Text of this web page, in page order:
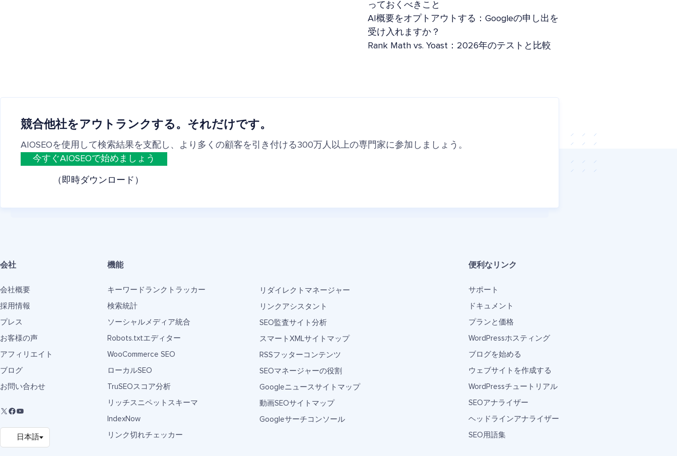
っておくべきこと
AI概要をオプトアウトする：Googleの申し出を
受け入れますか？
Rank Math vs. Yoast：2026年のテストと比較
競合他社をアウトランクする。それだけです。
AIOSEOを使用して検索結果を支配し、より多くの顧客を引き付ける300万人以上の専門家に参加しましょう。
今すぐAIOSEOで始めましょう
（即時ダウンロード）
会社
会社概要
採用情報
プレス
お客様の声
アフィリエイト
ブログ
お問い合わせ
機能
キーワードランクトラッカー
検索統計
ソーシャルメディア統合
Robots.txtエディター
WooCommerce SEO
ローカルSEO
TruSEOスコア分析
リッチスニペットスキーマ
IndexNow
リンク切れチェッカー
リダイレクトマネージャー
リンクアシスタント
SEO監査サイト分析
スマートXMLサイトマップ
RSSフッターコンテンツ
SEOマネージャーの役割
Googleニュースサイトマップ
動画SEOサイトマップ
Googleサーチコンソール
便利なリンク
サポート
ドキュメント
プランと価格
WordPressホスティング
ブログを始める
ウェブサイトを作成する
WordPressチュートリアル
SEOアナライザー
ヘッドラインアナライザー
SEO用語集